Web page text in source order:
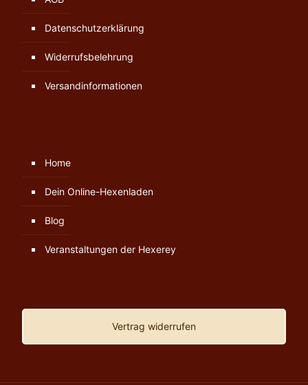
Datenschutzerklärung
Widerrufsbelehrung
Versandinformationen
Home
Dein Online-Hexenladen
Blog
Veranstaltungen der Hexerey
Vertrag widerrufen